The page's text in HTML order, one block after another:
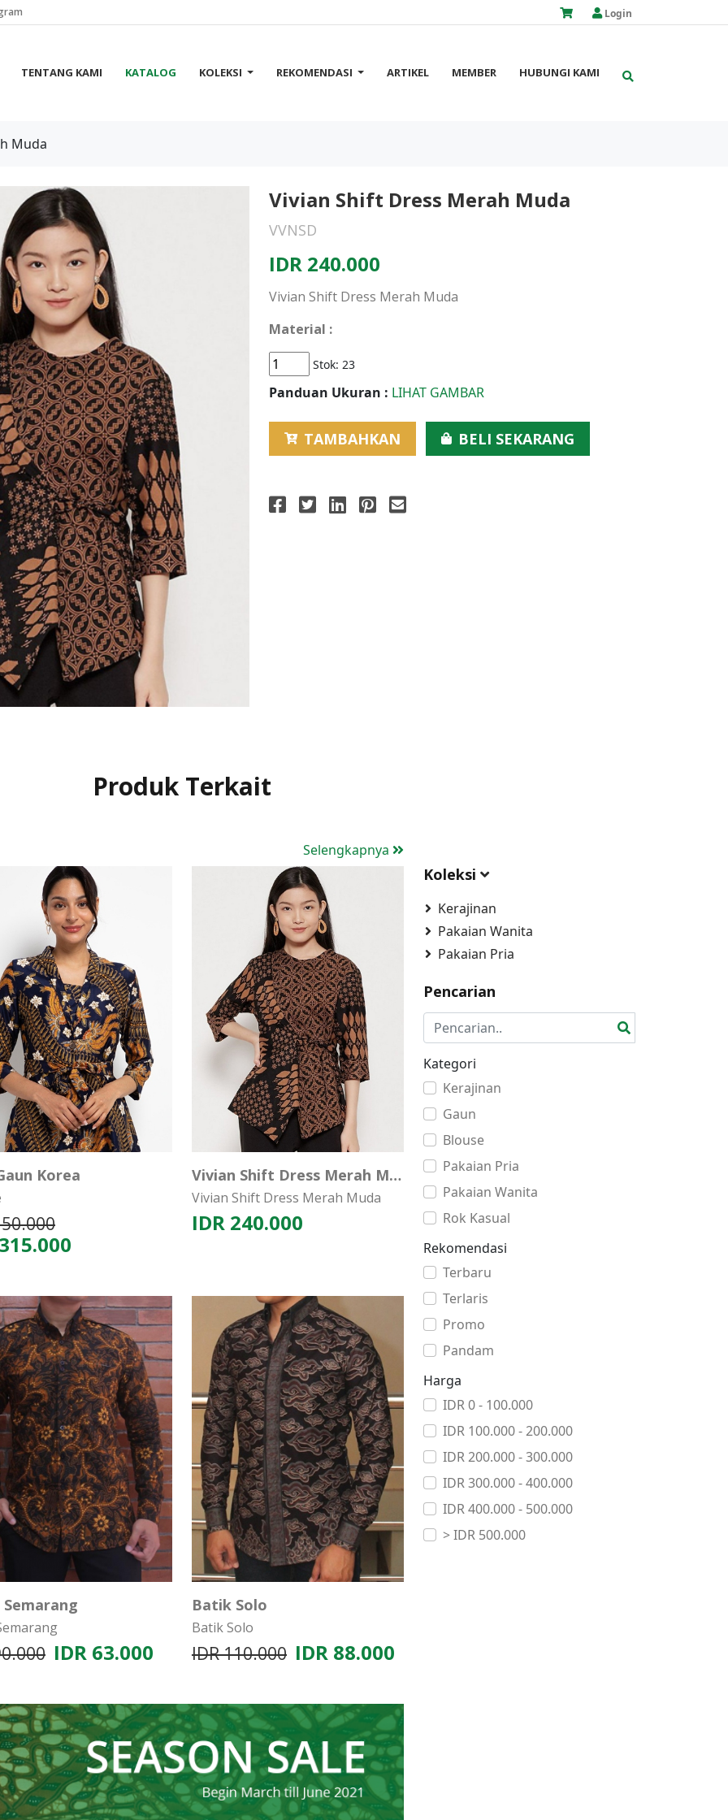
Login
TENTANG KAMI KATALOG KOLEKSI REKOMENDASI ARTIKEL MEMBER HUBUNGI KAMI
Muda
Vivian Shift Dress Merah Muda
VVNSD
IDR 240.000
Vivian Shift Dress Merah Muda
Material :
Stok: 23
Panduan Ukuran : LIHAT GAMBAR
TAMBAHKAN BELI SEKARANG
Produk Terkait
Selengkapnya
Korea Vivian Shift Dress Merah Muda
Vivian Shift Dress Merah Muda
IDR 240.000
30%
IDR 63.000
20%
Batik Solo
Batik Solo
IDR 110.000 IDR 88.000
Koleksi
Kerajinan
Pakaian Wanita
Pakaian Pria
Pencarian
Kategori
Kerajinan
Gaun
Blouse
Pakaian Pria
Pakaian Wanita
Rok Kasual
Rekomendasi
Terbaru
Terlaris
Promo
Pandam
Harga
IDR 0 - 100.000
IDR 100.000 - 200.000
IDR 200.000 - 300.000
IDR 300.000 - 400.000
IDR 400.000 - 500.000
> IDR 500.000